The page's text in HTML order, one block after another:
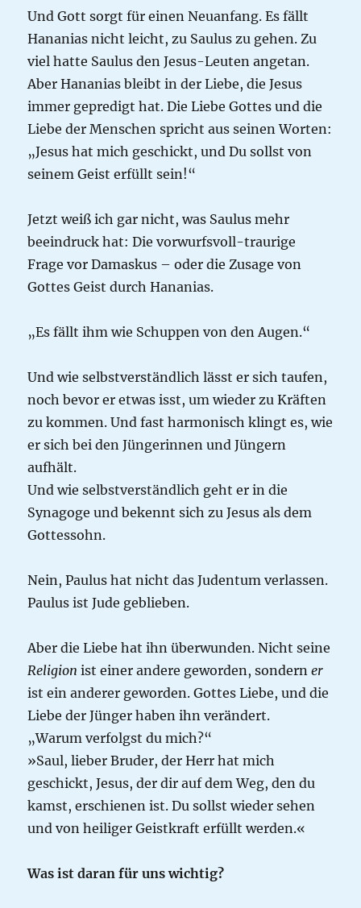
Und Gott sorgt für einen Neuanfang. Es fällt
Hananias nicht leicht, zu Saulus zu gehen. Zu
viel hatte Saulus den Jesus-Leuten angetan.
Aber Hananias bleibt in der Liebe, die Jesus
immer gepredigt hat. Die Liebe Gottes und die
Liebe der Menschen spricht aus seinen Worten:
„Jesus hat mich geschickt, und Du sollst von
seinem Geist erfüllt sein!“
Jetzt weiß ich gar nicht, was Saulus mehr
beeindruck hat: Die vorwurfsvoll-traurige
Frage vor Damaskus – oder die Zusage von
Gottes Geist durch Hananias.
„Es fällt ihm wie Schuppen von den Augen.“
Und wie selbstverständlich lässt er sich taufen,
noch bevor er etwas isst, um wieder zu Kräften
zu kommen. Und fast harmonisch klingt es, wie
er sich bei den Jüngerinnen und Jüngern
aufhält.
Und wie selbstverständlich geht er in die
Synagoge und bekennt sich zu Jesus als dem
Gottessohn.
Nein, Paulus hat nicht das Judentum verlassen.
Paulus ist Jude geblieben.
Aber die Liebe hat ihn überwunden. Nicht seine
Religion ist einer andere geworden, sonderner
ist ein anderer geworden. Gottes Liebe, und die
Liebe der Jünger haben ihn verändert.
„Warum verfolgst du mich?“
»Saul, lieber Bruder, der Herr hat mich
geschickt, Jesus, der dir auf dem Weg, den du
kamst, erschienen ist. Du sollst wieder sehen
und von heiliger Geistkraft erfüllt werden.«
Was ist daran für uns wichtig?